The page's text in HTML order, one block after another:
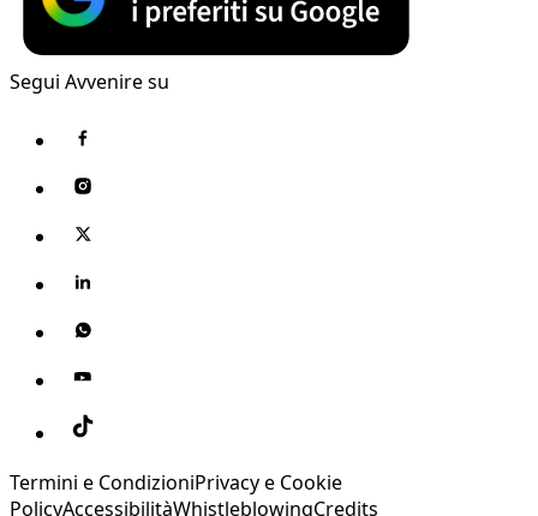
Segui Avvenire su
Termini e CondizioniPrivacy e Cookie
PolicyAccessibilitàWhistleblowingCredits